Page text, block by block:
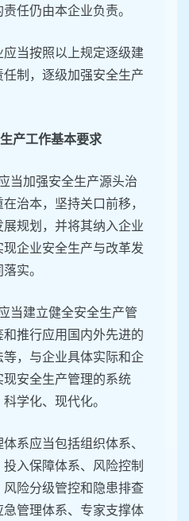
任仍由本企业负责。
当按照以上规定逐级建
制，逐级加强安全生产
产工作基本要求
当加强安全生产源头治
治本，坚持关口前移，
规划，并将其纳入企业
企业安全生产与改革发
实。
当建立健全安全生产管
推行应用国内外先进的
，与企业具体实际和企
安全生产管理的系统
学化、现代化。
系应当包括组织体系、
入保障体系、风险控制
险分级管控和隐患排查
管理体系、专家支撑体